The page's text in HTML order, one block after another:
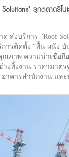
รุกตลาดรีโนเ
ส่งบริการ "Roof
ารติดตั้ง "พื้น ผนัง บั
ณภาพ ความน่าเชื่อถื
งทิ้งงาน ราคามาตร
อาคารสำนักงาน แล